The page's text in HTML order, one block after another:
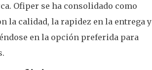
Ofiper se ha consolidado como
la calidad, la rapidez en la entrega y
en la opción preferida para